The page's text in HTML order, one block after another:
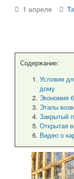
1 апреля
Содержание:
Условия
дому
Экономия
Этапы
Закрытый
Открытая
Видео о